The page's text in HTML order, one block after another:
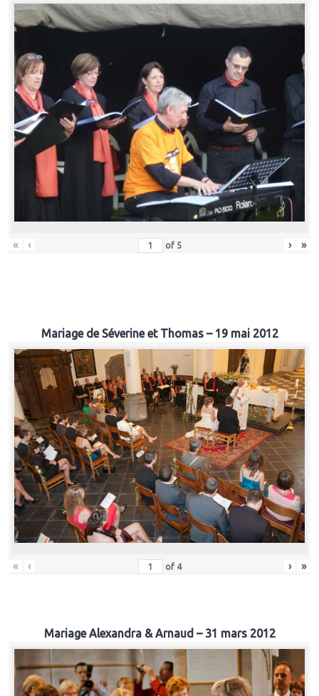
« ‹ of 5 › »
Mariage de Séverine et Thomas – 19 mai 2012
« ‹ of 4 › »
Mariage Alexandra & Arnaud – 31 mars 2012